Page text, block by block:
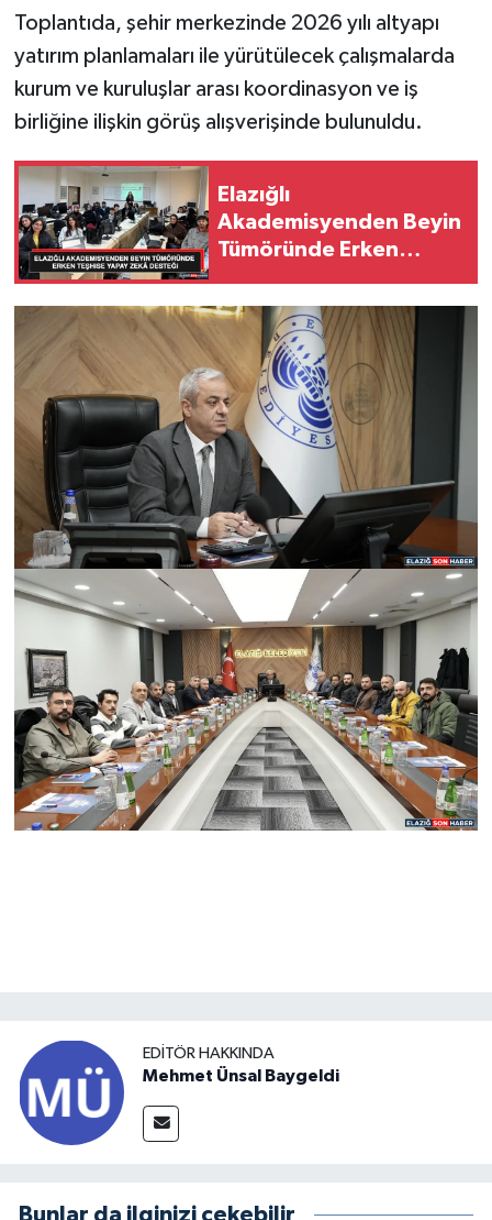
Toplantıda, şehir merkezinde 2026 yılı altyapı
yatırım planlamaları ile yürütülecek çalışmalarda
kurum ve kuruluşlar arası koordinasyon ve iş
birliğine ilişkin görüş alışverişinde bulunuldu.
Elazığlı
Akademisyenden Beyin
Tümöründe Erken
Desteği
EDITÖR HAKKINDA
Mehmet Ünsal Baygeldi
Bunlar da ilginizi çekebilir